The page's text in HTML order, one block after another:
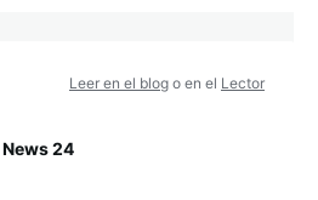
Leer en el blog o en el Lector
24